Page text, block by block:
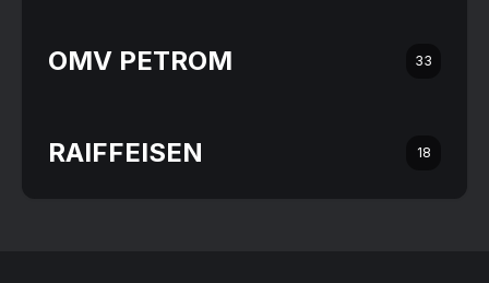
OMV PETROM 33
RAIFFEISEN 18